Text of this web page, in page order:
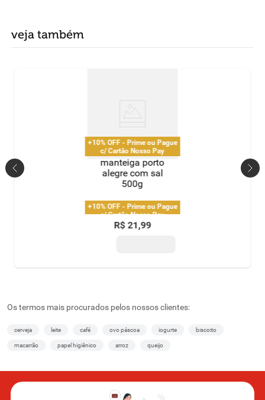
veja também
+10% OFF - Prime ou Pague
c/ Cartão Nosso Pay
manteiga porto
alegre com sal
500g
+10% OFF - Prime ou Pague
c/ Cartão Nosso Pay
R$ 21,99
Os termos mais procurados pelos nossos clientes:
cerveja leite café ovo páscoa iogurte biscoito
macarrão papel higiênico arroz queijo